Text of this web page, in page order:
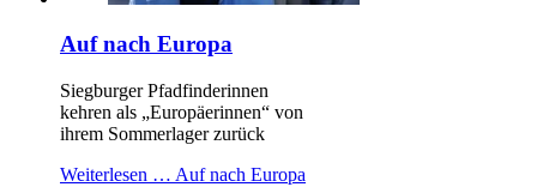
Auf nach Europa
Siegburger Pfadfinderinnen
kehren als „Europäerinnen“ von
ihrem Sommerlager zurück
Weiterlesen … Auf nach Europa